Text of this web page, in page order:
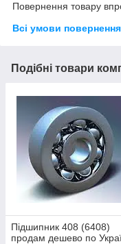
Повернення товару
Всі умови повернення
Подібні товари
Підшипник 408 (6408)
продам дешево по